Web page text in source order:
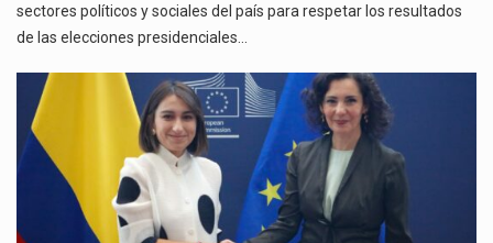
sectores políticos y sociales del país para respetar los resultados
de las elecciones presidenciales…